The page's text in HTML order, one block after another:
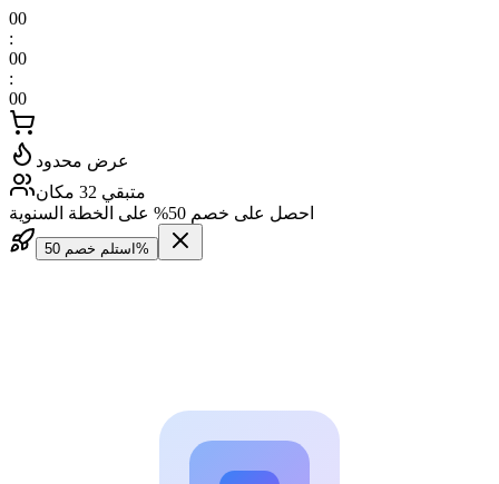
00
:
00
:
00
عرض محدود
متبقي 32 مكان
احصل على خصم 50% على الخطة السنوية
استلم خصم 50%